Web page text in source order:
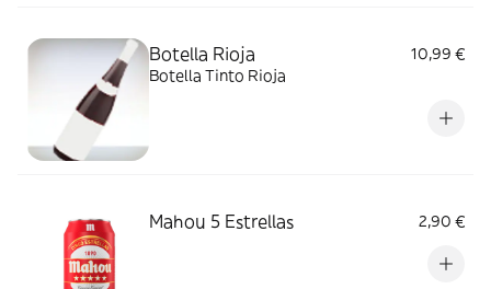
Botella Rioja
10,99 €
Botella Tinto Rioja
Mahou 5 Estrellas 2,90 €